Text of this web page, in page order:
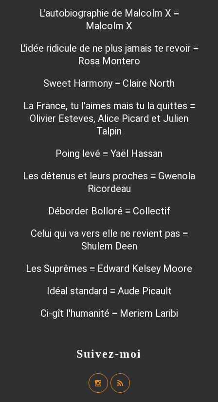
Suivez-moi
L'autobiographie de Malcolm X ≡
Malcolm X
L'idée ridicule de ne plus jamais te revoir ≡
Rosa Montero
Sweet Harmony ≡ Claire North
La France, tu l'aimes mais tu la quittes ≡
Olivier Esteves, Alice Picard et Julien
Talpin
Poing levé ≡ Yaël Hassan
Les détenus et leurs proches ≡ Gwenola
Ricordeau
Déborder Bolloré ≡ Collectif
Celui qui va vers elle ne revient pas ≡
Shulem Deen
Les Suprêmes ≡ Edward Kelsey Moore
Idéal standard ≡ Aude Picault
Ci-gît l'humanité ≡ Meriem Laribi